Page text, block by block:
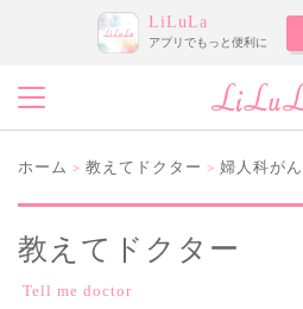
LiLuLa
アプリでもっと便利に
ホーム > 教えてドクター > 婦人科がん
教えてドクター
Tell me doctor